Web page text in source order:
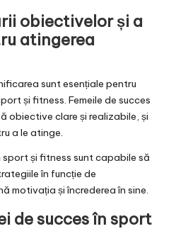
obiectivelor și a
atingerea
sunt esențiale pentru
și fitness. Femeile de succes
obiective clare și realizabile, și
a le atinge.
sport și fitness sunt capabile să
în funcție de
motivația și încrederea în sine.
de succes în sport